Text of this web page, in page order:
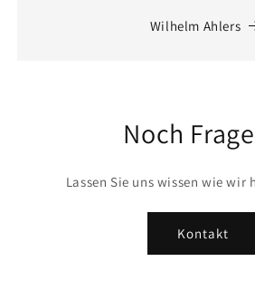
Wilhelm Ahlers
Noch
Lassen Sie uns wissen wie wir
Kontakt